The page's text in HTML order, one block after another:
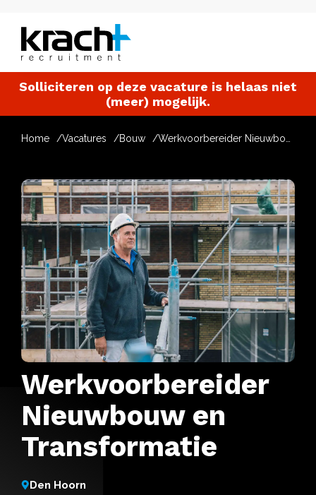
Solliciteren op deze vacature is helaas niet
(meer) mogelijk.
Home Vacatures Bouw
Werkvoorbereider
Nieuwbouw en
Transformatie
Den Hoorn